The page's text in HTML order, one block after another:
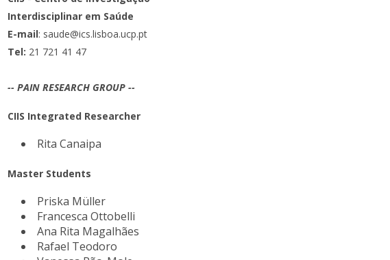
Contactos
Interdisciplinar em Saúde
E-mail: saude@ics.lisboa.ucp.pt
Tel: 21 721 41 47
-- PAIN RESEARCH GROUP --
CIIS Integrated Researcher
Rita Canaipa
Master Students
Priska Müller
Francesca Ottobelli
Ana Rita Magalhães
Rafael Teodoro